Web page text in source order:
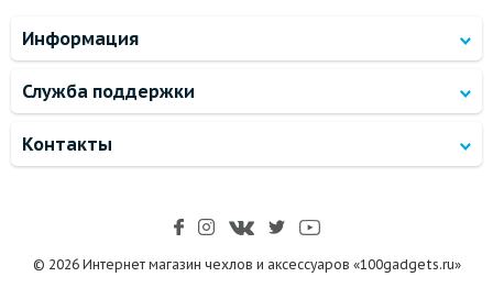
Информация
Служба поддержки
Контакты
© 2026 Интернет магазин чехлов и аксессуаров «100gadgets.ru»